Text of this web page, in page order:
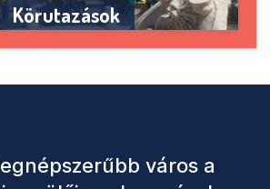
Körutazások
város a